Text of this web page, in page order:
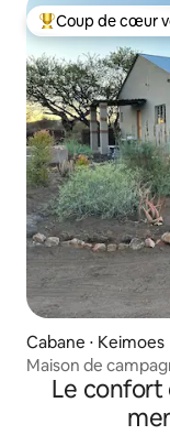
Coups de cœur
Coup de cœur
Cabane ⋅ Keimoes
Maison de
Le confort